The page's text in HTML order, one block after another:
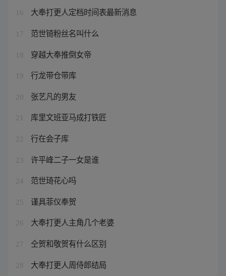
16 大奉打更人定档时间表最新消息
17 范世锜粉丝名叫什么
18 穿越大奉推倒女帝
19 行龙带仓带库
20 张艺凡的男友
21 库里文班亚马成打铁匠
22 行在会子库
23 许平峰二子一女是谁
24 范世琦花心吗
25 谨具菲仪奉贺
26 大奉打更人主角几个老婆
27 仝贺和敬贺有什么区别
28 大奉打更人周侍郎结局